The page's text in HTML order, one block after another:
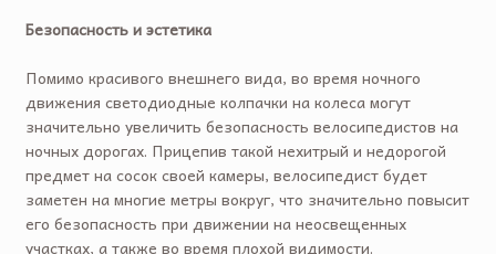
Безопасность и эстетика
Помимо красивого внешнего вида, во время ночного
движения светодиодные колпачки на колеса могут
значительно увеличить безопасность велосипедистов на
ночных дорогах. Прицепив такой нехитрый и недорогой
предмет на сосок своей камеры, велосипедист будет
заметен на многие метры вокруг, что значительно повысит
его безопасность при движении на неосвещенных
участках, а также во время плохой видимости.